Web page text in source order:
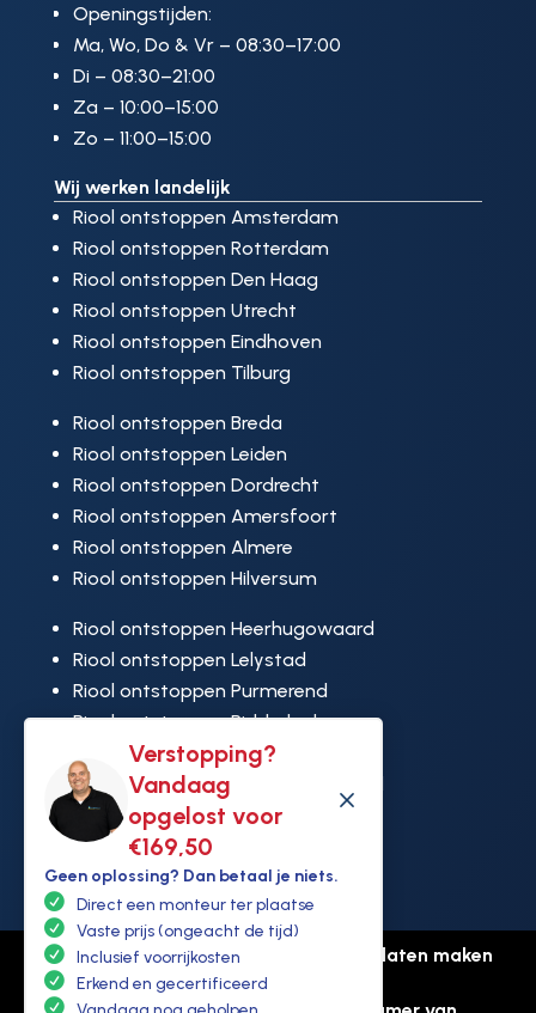
Verstopping?
Vandaag
opgelost voor
€169,50
M
Geen oplossing? Dan betaal je niets.
Direct een monteur ter plaatse
Vaste prijs (ongeacht de tijd)
Inclusief voorrijkosten
Erkend en gecertificeerd
Openingstijden:
Ma, Wo, Do & Vr – 08:30–17:00
Di – 08:30–21:00
Za – 10:00–15:00
Zo – 11:00–15:00
Wij werken landelijk
Riool ontstoppen Amsterdam
Riool ontstoppen Rotterdam
Riool ontstoppen Den Haag
Riool ontstoppen Utrecht
Riool ontstoppen Eindhoven
Riool ontstoppen Tilburg
Riool ontstoppen Breda
Riool ontstoppen Leiden
Riool ontstoppen Dordrecht
Riool ontstoppen Amersfoort
Riool ontstoppen Almere
Riool ontstoppen Hilversum
Riool ontstoppen Heerhugowaard
Riool ontstoppen Lelystad
Riool ontstoppen Purmerend
Riool ontstoppen Ridderkerk
Riool ontstoppen Rijswijk
Riool ontstoppen Hoek van Holland
© Copyright Ontstoppen.nl |
Website laten maken
door Flexamedia